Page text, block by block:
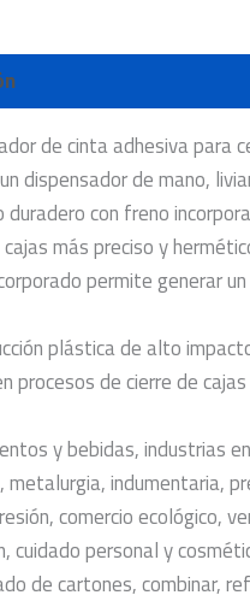
de cinta adhesiva para
dispensador de mano,
con freno
más preciso y
permite generar
plástica de alto
procesos de cierre de
y bebidas, industrias
metalurgia, indumentaria,
comercio ecológico,
cuidado personal y
de cartones, combinar,